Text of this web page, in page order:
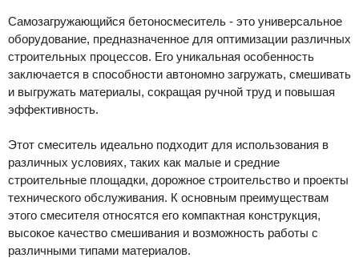
Самозагружающийся бетоносмеситель - это универсальное
оборудование, предназначенное для оптимизации различных
строительных процессов. Его уникальная особенность
заключается в способности автономно загружать, смешивать
и выгружать материалы, сокращая ручной труд и повышая
эффективность.
Этот смеситель идеально подходит для использования в
различных условиях, таких как малые и средние
строительные площадки, дорожное строительство и проекты
технического обслуживания. К основным преимуществам
этого смесителя относятся его компактная конструкция,
высокое качество смешивания и возможность работы с
различными типами материалов.